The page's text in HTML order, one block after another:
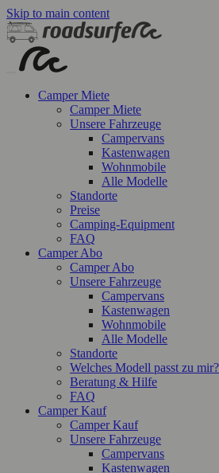
Skip to main content
Camper Miete
Camper Miete
Unsere Fahrzeuge
Campervans
Kastenwagen
Wohnmobile
Alle Modelle
Standorte
Preise
Camping-Equipment
FAQ
Camper Abo
Camper Abo
Unsere Fahrzeuge
Campervans
Kastenwagen
Wohnmobile
Alle Modelle
Standorte
Welches Modell passt zu mir?
Beratung & Hilfe
FAQ
Camper Kauf
Camper Kauf
Unsere Fahrzeuge
Campervans
Kastenwagen